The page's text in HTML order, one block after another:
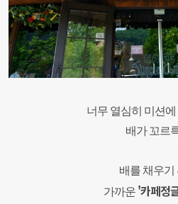
너무 열심히 미션에
배가 꼬르
배를 채우기
가까운 '카페정